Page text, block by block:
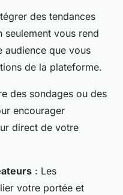
des tendances
seulement vous rend
audience que vous
de la plateforme.
des sondages ou des
encourager
direct de votre
: Les
votre portée et